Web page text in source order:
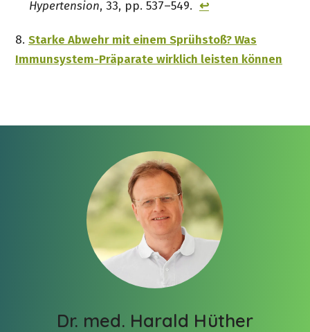
Hypertension, 33, pp. 537–549. ↩︎
8. Starke Abwehr mit einem Sprühstoß? Was
Immunsystem-Präparate wirklich leisten können
Dr. med. Harald Hüther